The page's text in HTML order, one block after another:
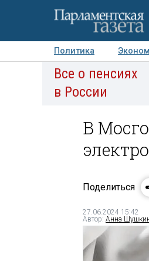
Политика
Авторы Персоны
Все о пенсиях
в России
В
Поделиться
27.06.2024 15:42
Автор: Анна